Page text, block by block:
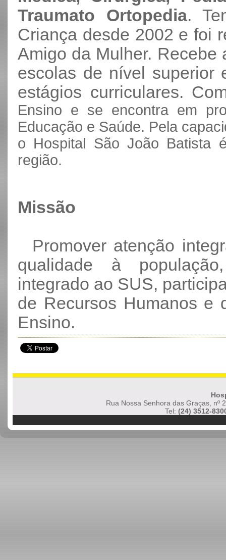
Traumato Ortopedia.
Criança desde 2002 e foi
Amigo da Mulher. Recebe
escolas de nível superior
estágios curriculares.
Ensino e se encontra em
Educação e Saúde. Pela
o Hospital São João Batista
região.
Missão
Promover atenção
qualidade à
integrado ao SUS,
de Recursos Humanos e
Ensino.
Rua Nossa Senhora das Graças, nº
Tel: (24) 3512-